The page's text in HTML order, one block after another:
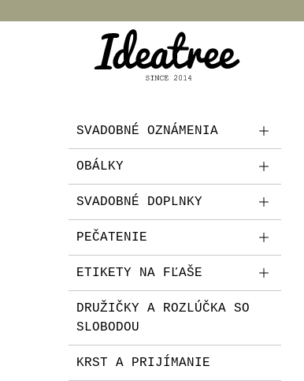
SVADOBNÉ OZNÁMENIA
OBÁLKY
SVADOBNÉ DOPLNKY
PEČATENIE
ETIKETY NA FĽAŠE
DRUŽIČKY A ROZLÚČKA SO
SLOBODOU
KRST A PRIJÍMANIE